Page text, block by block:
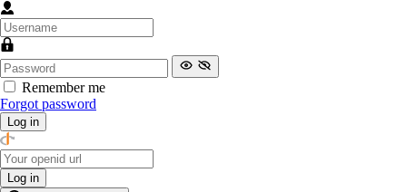
Remember me
Forgot password
Log in
Log in